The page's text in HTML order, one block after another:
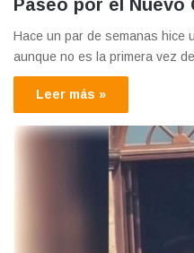
Paseo por el Nuevo
Hace un par de semanas hice
aunque no es la primera vez
Leer más »